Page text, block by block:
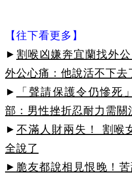
【往下看更多】
► 割喉凶嫌奔宜蘭找外
外公心痛：他說活不下去
►
「聲請保護令仍慘死
部：男性挫折忍耐力需關
► 不滿人財兩失！ 割喉
全說了
►脆友都說相見恨晚！